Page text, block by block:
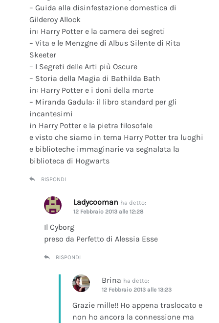
– Guida alla disinfestazione domestica di
Gilderoy Allock
in: Harry Potter e la camera dei segreti
– Vita e le Menzgne di Albus Silente di Rita
Skeeter
– I Segreti delle Arti più Oscure
– Storia della Magia di Bathilda Bath
in: Harry Potter e i doni della morte
– Miranda Gadula: il libro standard per gli
incantesimi
in Harry Potter e la pietra filosofale
e visto che siamo in tema Harry Potter tra luoghi
e biblioteche immaginarie va segnalata la
biblioteca di Hogwarts
RISPONDI
Ladycooman ha detto:
12 Febbraio 2013 alle 12:28
Il Cyborg
preso da Perfetto di Alessia Esse
RISPONDI
Brina ha detto:
12 Febbraio 2013 alle 13:23
Grazie mille!! Ho appena traslocato e
non ho ancora la connessione ma